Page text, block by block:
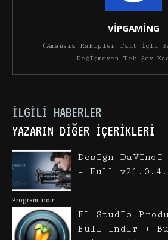
VİPGAMİNG
(Amansız Rakipler Taht İçin
Değişmeyen Tek Şey
İLGILI HABERLER
YAZARIN DIĞER İÇERIKLERI
Program İndir
Design
– Full
FL Studio
Full İndir +